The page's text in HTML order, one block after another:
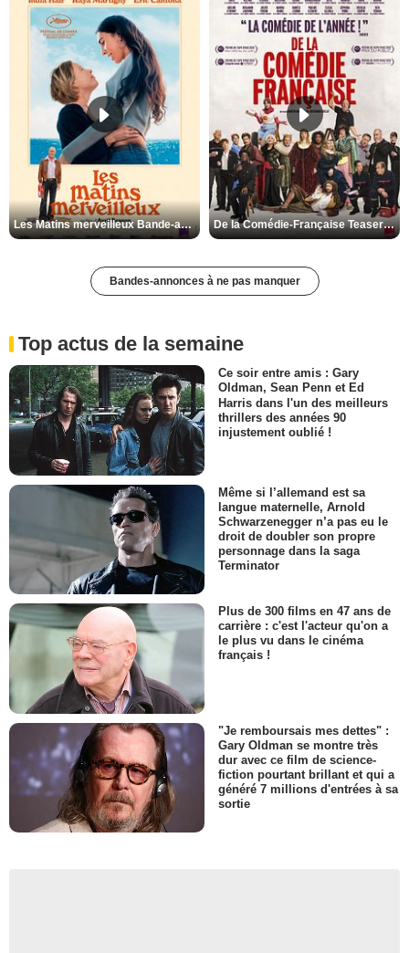
Les Matins merveilleux Bande-annonce VF De la Comédie-Française Teaser VF
Bandes-annonces à ne pas manquer
Top actus de la semaine
Ce soir entre amis : Gary
Oldman, Sean Penn et Ed
Harris dans l'un des meilleurs
thrillers des années 90
injustement oublié !
Même si l’allemand est sa
langue maternelle, Arnold
Schwarzenegger n’a pas eu le
droit de doubler son propre
personnage dans la saga
Terminator
Plus de 300 films en 47 ans de
carrière : c'est l'acteur qu'on a
le plus vu dans le cinéma
français !
"Je remboursais mes dettes" :
Gary Oldman se montre très
dur avec ce film de science-
fiction pourtant brillant et qui a
généré 7 millions d'entrées à sa
sortie